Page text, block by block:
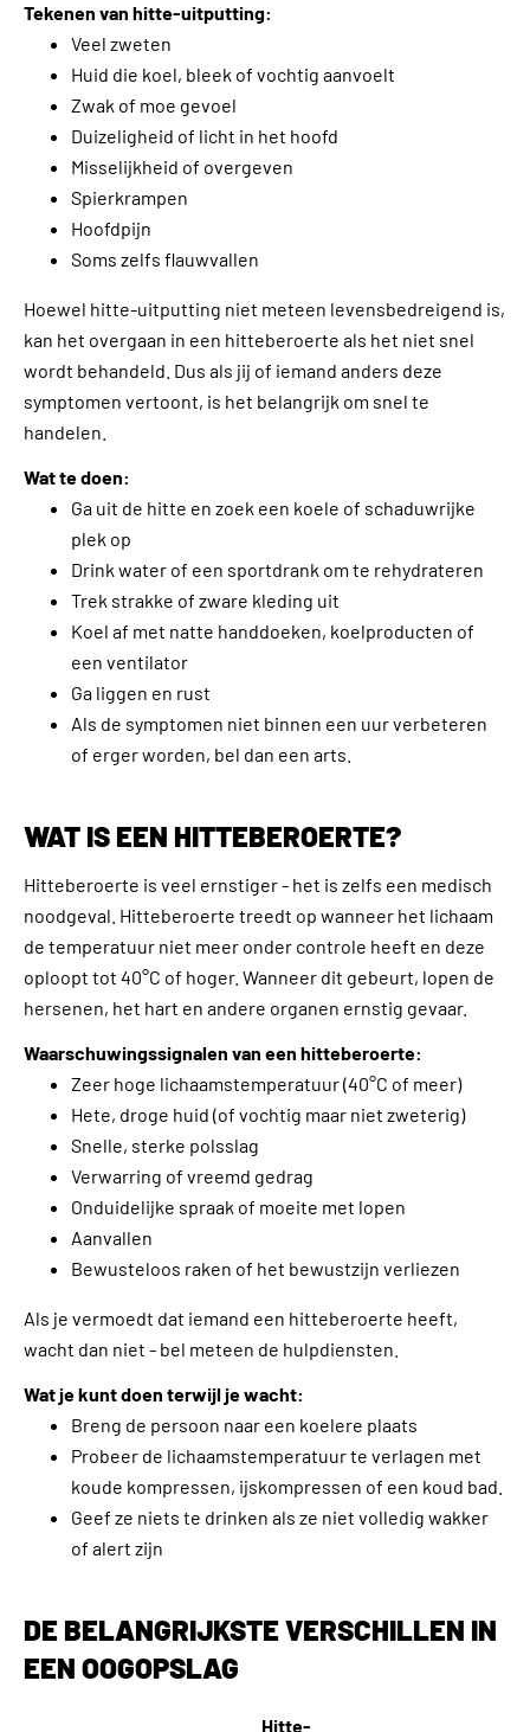
Tekenen van hitte-uitputting:
Veel zweten
Huid die koel, bleek of vochtig aanvoelt
Zwak of moe gevoel
Duizeligheid of licht in het hoofd
Misselijkheid of overgeven
Spierkrampen
Hoofdpijn
Soms zelfs flauwvallen
Hoewel hitte-uitputting niet meteen levensbedreigend is,
kan het overgaan in een hitteberoerte als het niet snel
wordt behandeld. Dus als jij of iemand anders deze
symptomen vertoont, is het belangrijk om snel te
handelen.
Wat te doen:
Ga uit de hitte en zoek een koele of schaduwrijke
plek op
Drink water of een sportdrank om te rehydrateren
Trek strakke of zware kleding uit
Koel af met natte handdoeken, koelproducten of
een ventilator
Ga liggen en rust
Als de symptomen niet binnen een uur verbeteren
of erger worden, bel dan een arts.
WAT IS EEN HITTEBEROERTE?
Hitteberoerte is veel ernstiger - het is zelfs een medisch
noodgeval. Hitteberoerte treedt op wanneer het lichaam
de temperatuur niet meer onder controle heeft en deze
oploopt tot 40°C of hoger. Wanneer dit gebeurt, lopen de
hersenen, het hart en andere organen ernstig gevaar.
Waarschuwingssignalen van een hitteberoerte:
Zeer hoge lichaamstemperatuur (40°C of meer)
Hete, droge huid (of vochtig maar niet zweterig)
Snelle, sterke polsslag
Verwarring of vreemd gedrag
Onduidelijke spraak of moeite met lopen
Aanvallen
Bewusteloos raken of het bewustzijn verliezen
Als je vermoedt dat iemand een hitteberoerte heeft,
wacht dan niet - bel meteen de hulpdiensten.
Wat je kunt doen terwijl je wacht:
Breng de persoon naar een koelere plaats
Probeer de lichaamstemperatuur te verlagen met
koude kompressen, ijskompressen of een koud bad.
Geef ze niets te drinken als ze niet volledig wakker
of alert zijn
DE BELANGRIJKSTE VERSCHILLEN IN
EEN OOGOPSLAG
Hitte-